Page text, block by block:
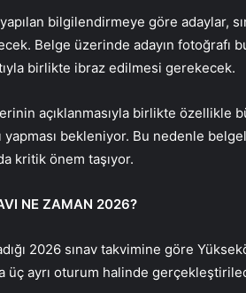
bilgilendirmeye göre adaylar,
Belge üzerinde adayın fotoğrafı
birlikte ibraz edilmesi gerekecek.
açıklanmasıyla birlikte özellikle
yapması bekleniyor. Bu nedenle
kritik önem taşıyor.
NE ZAMAN 2026?
2026 sınav takvimine göre
üç ayrı oturum halinde